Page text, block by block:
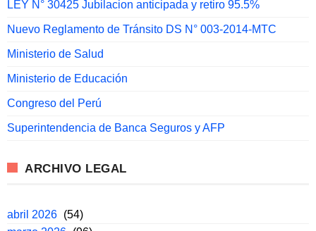
LEY N° 30425 Jubilacion anticipada y retiro 95.5%
Nuevo Reglamento de Tránsito DS N° 003-2014-MTC
Ministerio de Salud
Ministerio de Educación
Congreso del Perú
Superintendencia de Banca Seguros y AFP
ARCHIVO LEGAL
abril 2026 (54)